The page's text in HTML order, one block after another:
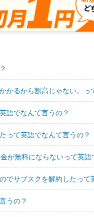
かるから割高じゃない。っ
語でなんて言うの？
って英語でなんて言うの？
が無料にならないって英語
でサブスクを解約したって
うの？